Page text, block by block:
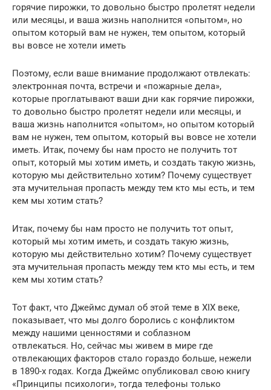
горячие пирожки, то довольно быстро пролетят недели
или месяцы, и ваша жизнь наполнится «опытом», но
опытом который вам не нужен, тем опытом, который
вы вовсе не хотели иметь
Поэтому, если ваше внимание продолжают отвлекать:
электронная почта, встречи и «пожарные дела»,
которые проглатывают ваши дни как горячие пирожки,
то довольно быстро пролетят недели или месяцы, и
ваша жизнь наполнится «опытом», но опытом который
вам не нужен, тем опытом, который вы вовсе не хотели
иметь. Итак, почему бы нам просто не получить тот
опыт, который мы хотим иметь, и создать такую жизнь,
которую мы действительно хотим? Почему существует
эта мучительная пропасть между тем кто мы есть, и тем
кем мы хотим стать?
Итак, почему бы нам просто не получить тот опыт,
который мы хотим иметь, и создать такую жизнь,
которую мы действительно хотим? Почему существует
эта мучительная пропасть между тем кто мы есть, и тем
кем мы хотим стать?
Тот факт, что Джеймс думал об этой теме в XIX веке,
показывает, что мы долго боролись с конфликтом
между нашими ценностями и соблазном
отвлекаться. Но, сейчас мы живем в мире где
отвлекающих факторов стало гораздо больше, нежели
в 1890-х годах. Когда Джеймс опубликовал свою книгу
«Принципы психологи», тогда телефоны только